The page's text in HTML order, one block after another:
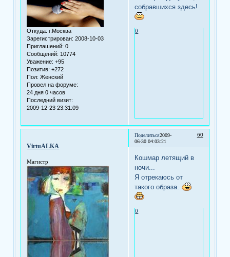
Откуда: г.Москва
Зарегистрирован: 2008-10-03
Приглашений: 0
Сообщений: 10774
Уважение: +95
Позитив: +272
Пол: Женский
Провел на форуме:
24 дня 0 часов
Последний визит:
2009-12-23 23:31:09
собравшихся здесь!
0
Поделиться 60
2009-
06-30 04:03:21
VirtuALKA
Магистр
Кошмар летящий в
ночи...
Я отрекаюсь от
такого образа.
0